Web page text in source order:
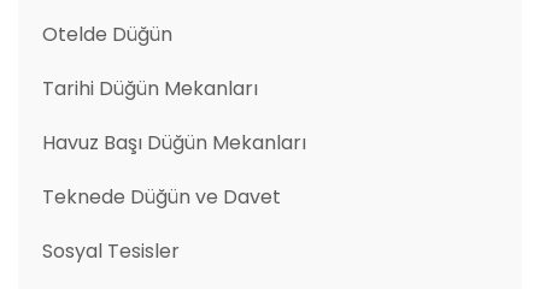
Otelde Düğün
Tarihi Düğün Mekanları
Havuz Başı Düğün Mekanları
Teknede Düğün ve Davet
Sosyal Tesisler